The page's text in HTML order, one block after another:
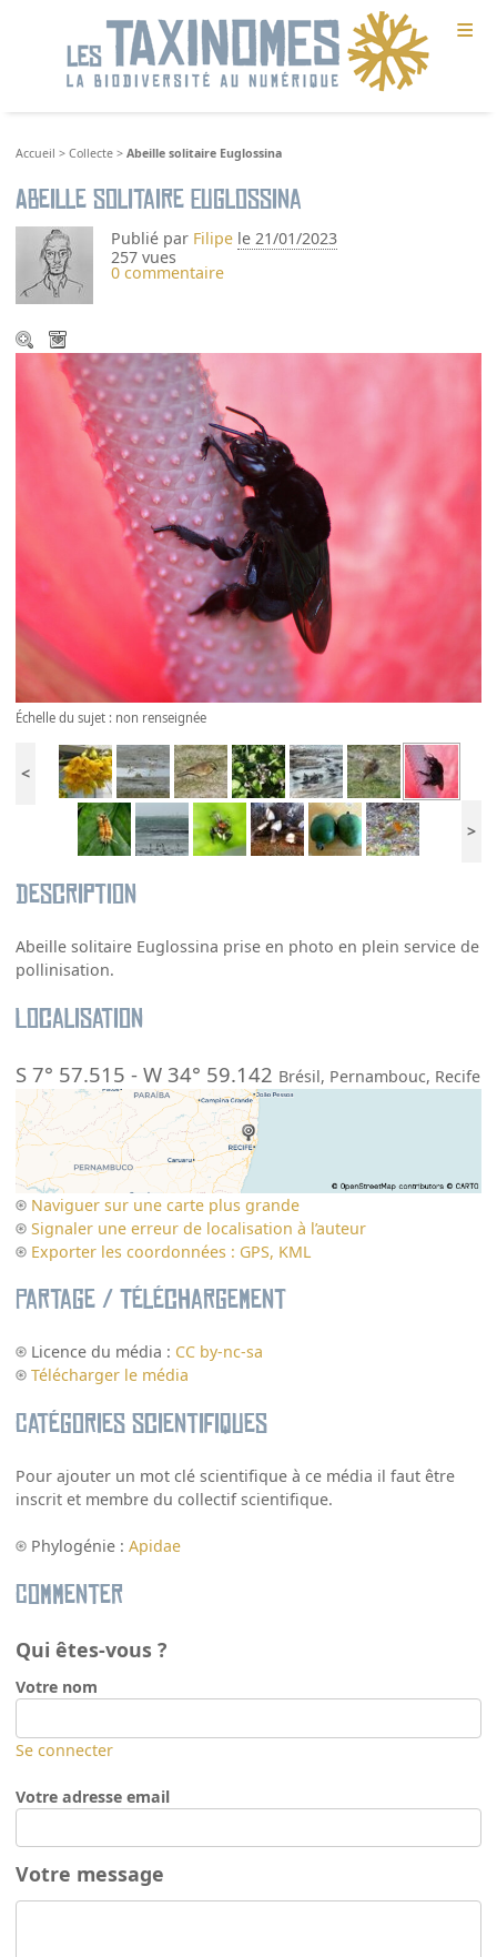
≡
Accueil >Collecte >Abeille solitaire Euglossina
Abeille solitaire Euglossina
Publié par Filipe le 21/01/2023
257 vues
0 commentaire
Échelle du sujet : non renseignée
<
>
Description
Abeille solitaire Euglossina prise en photo en plein service de
pollinisation.
Localisation
S 7° 57.515 -W 34° 59.142 Brésil, Pernambouc, Recife
Naviguer sur une carte plus grande
Signaler une erreur de localisation à l’auteur
Exporter les coordonnées : GPS, KML
Partage / Téléchargement
Licence du média : CC by-nc-sa
Télécharger le média
Catégories scientifiques
Pour ajouter un mot clé scientifique à ce média il faut être
inscrit et membre du collectif scientifique.
Phylogénie :Apidae
Commenter
Qui êtes-vous ?
Votre nom
Se connecter
Votre adresse email
Votre message